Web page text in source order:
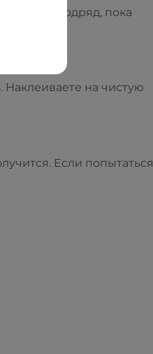
дней подряд, пока
Наклеиваете на чистую
Если попытаться